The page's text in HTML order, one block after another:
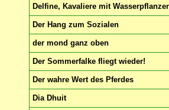
Delfine, Kavaliere mit
Der Hang zum Sozialen
der mond ganz oben
Der Sommerfalke fliegt wieder!
Der wahre Wert des Pferdes
Dia Dhuit